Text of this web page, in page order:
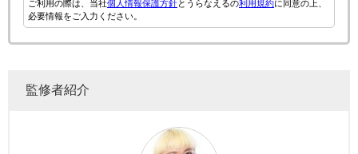
ご利用の際は、当社個人情報保護方針とうらなえるの利用規約に同意の上、
必要情報をご入力ください。
監修者紹介